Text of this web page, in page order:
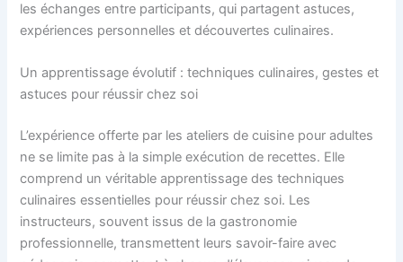
les échanges entre participants, qui partagent astuces,
expériences personnelles et découvertes culinaires.
Un apprentissage évolutif : techniques culinaires, gestes et
astuces pour réussir chez soi
L’expérience offerte par les ateliers de cuisine pour adultes
ne se limite pas à la simple exécution de recettes. Elle
comprend un véritable apprentissage des techniques
culinaires essentielles pour réussir chez soi. Les
instructeurs, souvent issus de la gastronomie
professionnelle, transmettent leurs savoir-faire avec